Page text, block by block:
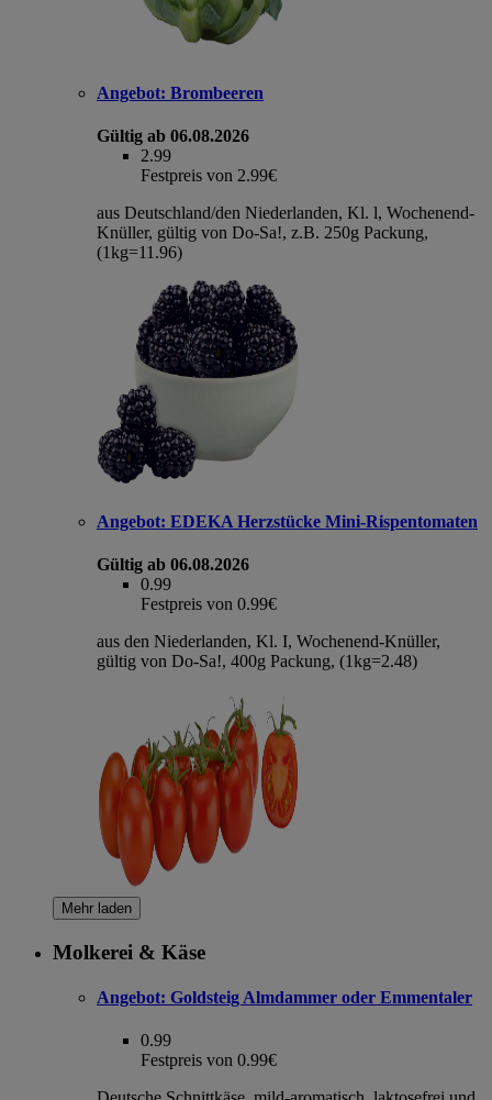
Angebot: Brombeeren
Gültig ab 06.08.2026
2.99
Festpreis von 2.99€
aus Deutschland/den Niederlanden, Kl. l, Wochenend-
Knüller, gültig von Do-Sa!, z.B. 250g Packung,
(1kg=11.96)
Angebot: EDEKA Herzstücke Mini-Rispentomaten
Gültig ab 06.08.2026
0.99
Festpreis von 0.99€
aus den Niederlanden, Kl. I, Wochenend-Knüller,
gültig von Do-Sa!, 400g Packung, (1kg=2.48)
Mehr laden
Molkerei & Käse
Angebot: Goldsteig Almdammer oder Emmentaler
0.99
Festpreis von 0.99€